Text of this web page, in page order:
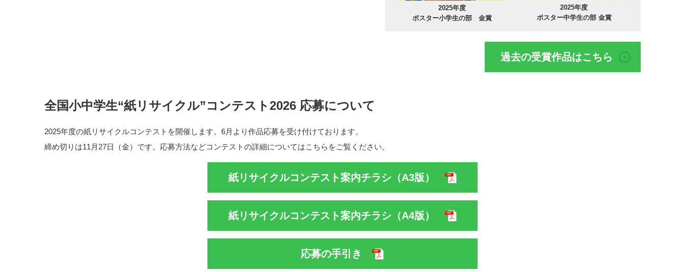
2025年度
ポスター小学生の部 金賞
2025年度
ポスター中学生の部 金賞
過去の受賞作品はこちら
全国小中学生“紙リサイクル”コンテスト2026 応募について
2025年度の紙リサイクルコンテストを開催します。6月より作品応募を受け付けております。
締め切りは11月27日（金）です。応募方法などコンテストの詳細についてはこちらをご覧ください。
紙リサイクルコンテスト案内チラシ（A3版）
紙リサイクルコンテスト案内チラシ（A4版）
応募の手引き